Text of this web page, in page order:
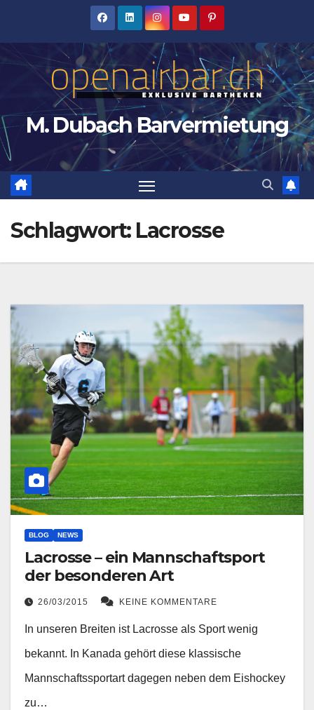
M. Dubach Barvermietung
Schlagwort: Lacrosse
BLOG NEWS
Lacrosse – ein Mannschaftsport
der besonderen Art
26/03/2015 KEINE KOMMENTARE
In unseren Breiten ist Lacrosse als Sport wenig
bekannt. In Kanada gehört diese klassische
Mannschaftssportart dagegen neben dem Eishockey
zu…